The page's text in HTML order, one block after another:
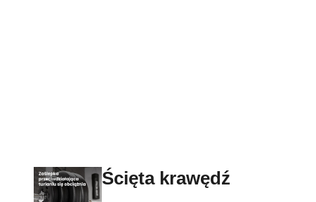
Ścięta krawędź